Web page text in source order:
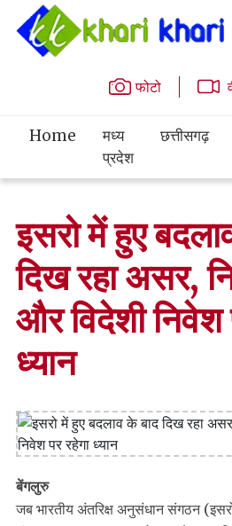
फोटो
Home
मध्य
प्रदेश
छत्तीसगढ़
इसरो में हुए
दिख रहा असर,
और विदेशी निवेश
ध्यान
बेंगलुरु
जब भारतीय अंतरिक्ष अनुसंधान संगठन